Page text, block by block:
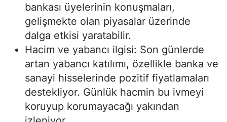
bankası üyelerinin konuşmaları,
gelişmekte olan piyasalar üzerinde
dalga etkisi yaratabilir.
Hacim ve yabancı ilgisi: Son günlerde
artan yabancı katılımı, özellikle banka ve
sanayi hisselerinde pozitif fiyatlamaları
destekliyor. Günlük hacmin bu ivmeyi
koruyup korumayacağı yakından